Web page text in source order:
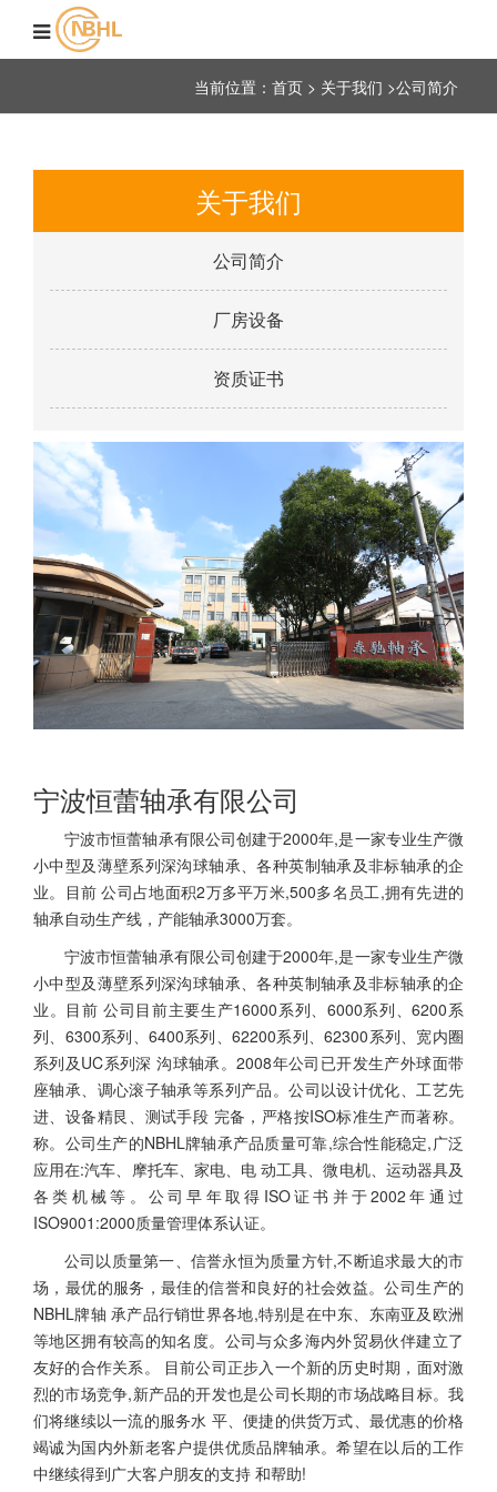
当前位置：首页 > 关于我们 >公司简介
关于我们
公司简介
厂房设备
资质证书
宁波恒蕾轴承有限公司
宁波市恒蕾轴承有限公司创建于2000年,是一家专业生产微
小中型及薄壁系列深沟球轴承、各种英制轴承及非标轴承的企
业。目前 公司占地面积2万多平万米,500多名员工,拥有先进的
轴承自动生产线，产能轴承3000万套。
宁波市恒蕾轴承有限公司创建于2000年,是一家专业生产微
小中型及薄壁系列深沟球轴承、各种英制轴承及非标轴承的企
业。目前 公司目前主要生产16000系列、6000系列、6200系
列、6300系列、6400系列、62200系列、62300系列、宽内圈
系列及UC系列深 沟球轴承。2008年公司已开发生产外球面带
座轴承、调心滚子轴承等系列产品。公司以设计优化、工艺先
进、设备精艮、测试手段 完备，严格按ISO标准生产而著称。
称。公司生产的NBHL牌轴承产品质量可靠,综合性能稳定,广泛
应用在:汽车、摩托车、家电、电 动工具、微电机、运动器具及
各类机械等。公司早年取得ISO证书并于2002年通过
ISO9001:2000质量管理体系认证。
公司以质量第一、信誉永恒为质量方针,不断追求最大的市
场，最优的服务，最佳的信誉和良好的社会效益。公司生产的
NBHL牌轴 承产品行销世界各地,特别是在中东、东南亚及欧洲
等地区拥有较高的知名度。公司与众多海内外贸易伙伴建立了
友好的合作关系。 目前公司正步入一个新的历史时期，面对激
烈的市场竞争,新产品的开发也是公司长期的市场战略目标。我
们将继续以一流的服务水 平、便捷的供货万式、最优惠的价格
竭诚为国内外新老客户提供优质品牌轴承。希望在以后的工作
中继续得到广大客户朋友的支持 和帮助!